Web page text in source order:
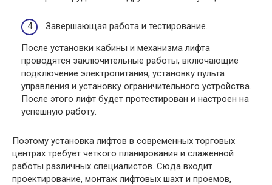
Завершающая работа и тестирование.
После установки кабины и механизма лифта
проводятся заключительные работы, включающие
подключение электропитания, установку пульта
управления и установку ограничительного устройства.
После этого лифт будет протестирован и настроен на
успешную работу.
Поэтому установка лифтов в современных торговых
центрах требует четкого планирования и слаженной
работы различных специалистов. Сюда входит
проектирование, монтаж лифтовых шахт и проемов,